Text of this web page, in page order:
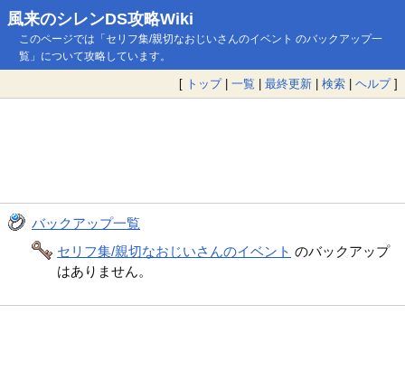
風来のシレンDS攻略Wiki
このページでは「セリフ集/親切なおじいさんのイベント のバックアップ一
覧」について攻略しています。
[ トップ| 一覧 | 最終更新 | 検索 | ヘルプ]
バックアップ一覧
セリフ集/親切なおじいさんのイベント のバックアップ
はありません。